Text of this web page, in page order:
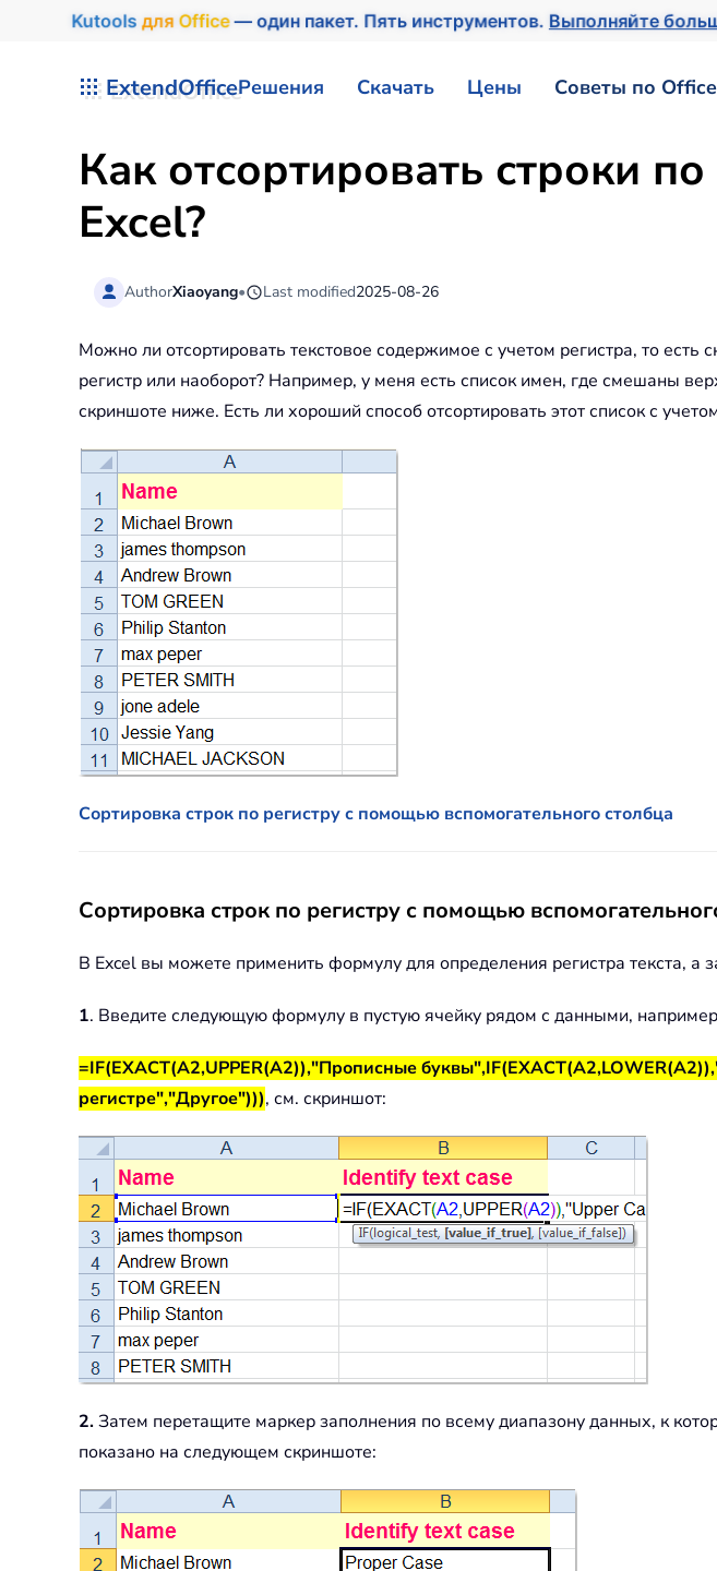
Kutools для Office— один пакет. Пять инструментов. Выполняйте
ExtendOfficeРешения Скачать Цены Советы по
Как отсортировать строки
Excel?
AuthorXiaoyang• Last modified2025-08-26
Можно ли отсортировать текстовое содержимое с учетом регистра, то
регистр или наоборот? Например, у меня есть список имен, где смешаны
скриншоте ниже. Есть ли хороший способ отсортировать этот список с
Сортировка строк по регистру с помощью вспомогательного столбца
Сортировка строк по регистру с помощью
В Excel вы можете применить формулу для определения регистра текста,
1. Введите следующую формулу в пустую ячейку рядом с данными,
=IF(EXACT(A2,UPPER(A2)),"Прописные
регистре","Другое"))), см. скриншот:
2.Затем перетащите маркер заполнения по всему диапазону данных, к
показано на следующем скриншоте: